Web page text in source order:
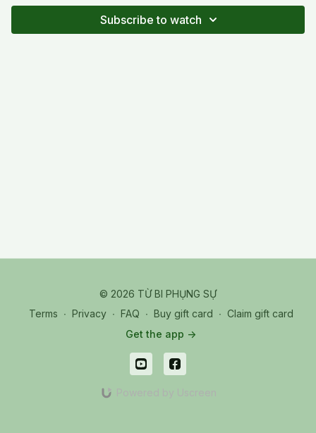
Subscribe to watch
© 2026 TỪ BI PHỤNG SỰ
Terms ∙ Privacy ∙ FAQ ∙ Buy gift card ∙ Claim gift card
Get the app ->
Powered by Uscreen